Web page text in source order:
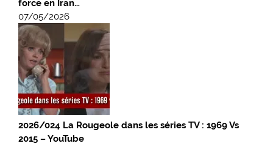
force en Iran…
07/05/2026
2026/024 La Rougeole dans les séries TV : 1969 Vs
2015 – YouTube